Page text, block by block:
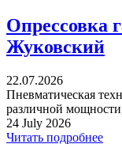
Опрессовка
Жуковский
22.07.2026
Пневматическая
различной
24 July 2026
Читать подробнее